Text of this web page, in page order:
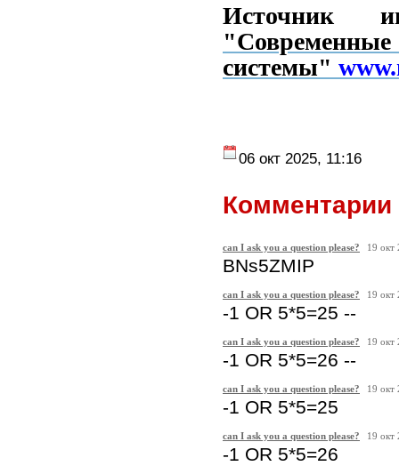
Источник
системы"
06 окт 2025, 11:16
Комментарии
can I ask you a question please? 19
BNs5ZMIP
can I ask you a question please? 19
-1 OR 5*5=25 --
can I ask you a question please? 19
-1 OR 5*5=26 --
can I ask you a question please? 19
-1 OR 5*5=25
can I ask you a question please? 19
-1 OR 5*5=26